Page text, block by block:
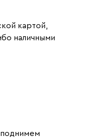
картой,
наличными